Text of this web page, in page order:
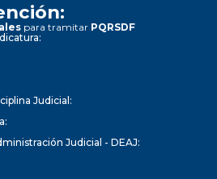
para tramitar PQRSDF
Judicial:
Judicial - DEAJ: